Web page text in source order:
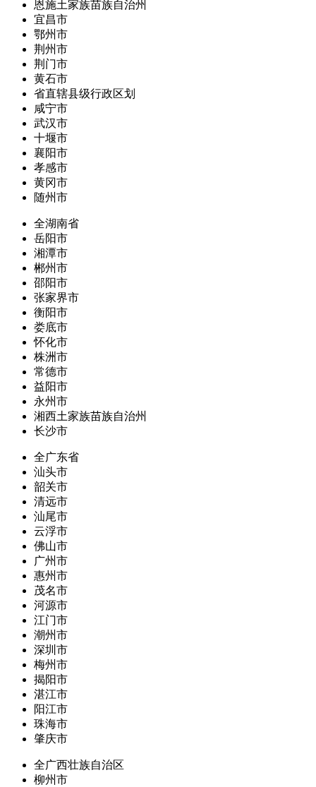
恩施土家族苗族自治州
宜昌市
鄂州市
荆州市
荆门市
黄石市
省直辖县级行政区划
咸宁市
武汉市
十堰市
襄阳市
孝感市
黄冈市
随州市
全湖南省
岳阳市
湘潭市
郴州市
邵阳市
张家界市
衡阳市
娄底市
怀化市
株洲市
常德市
益阳市
永州市
湘西土家族苗族自治州
长沙市
全广东省
汕头市
韶关市
清远市
汕尾市
云浮市
佛山市
广州市
惠州市
茂名市
河源市
江门市
潮州市
深圳市
梅州市
揭阳市
湛江市
阳江市
珠海市
肇庆市
全广西壮族自治区
柳州市